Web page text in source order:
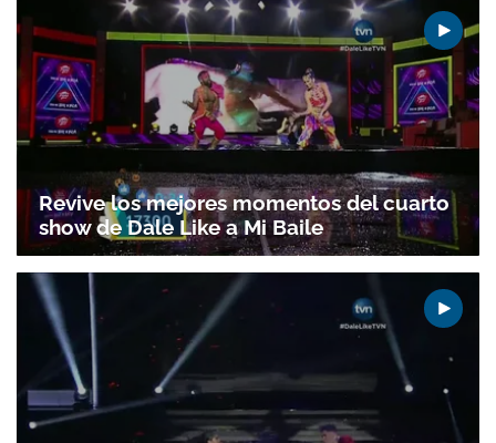
Gracias por suscribirte a nuestro boletín.
Revive los mejores momentos del cuarto
show de Dale Like a Mi Baile